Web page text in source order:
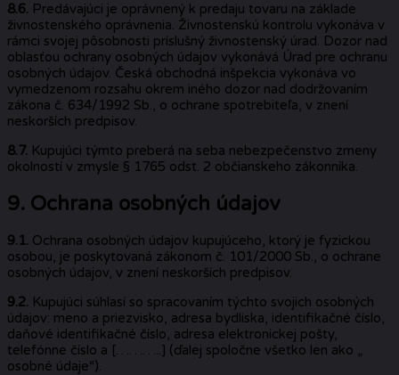
8.6. Predávajúci je oprávnený k predaju tovaru na základe
živnostenského oprávnenia. Živnostenskú kontrolu vykonáva v
rámci svojej pôsobnosti príslušný živnostenský úrad. Dozor nad
oblasťou ochrany osobných údajov vykonává Úrad pre ochranu
osobných údajov. Česká obchodná inšpekcia vykonáva vo
vymedzenom rozsahu okrem iného dozor nad dodržovaním
zákona č. 634/1992 Sb., o ochrane spotrebiteľa, v znení
neskorších predpisov.
8.7. Kupujúci týmto preberá na seba nebezpečenstvo zmeny
okolností v zmysle § 1765 odst. 2 občianskeho zákonníka.
9. Ochrana osobných údajov
9.1. Ochrana osobných údajov kupujúceho, ktorý je fyzickou
osobou, je poskytovaná zákonom č. 101/2000 Sb., o ochrane
osobných údajov, v znení neskorších predpisov.
9.2. Kupujúci súhlasí so spracovaním týchto svojich osobných
údajov: meno a priezvisko, adresa bydliska, identifikačné číslo,
daňové identifikačné číslo, adresa elektronickej pošty,
telefónne číslo a [………..] (ďalej spoločne všetko len ako „
osobné údaje“).